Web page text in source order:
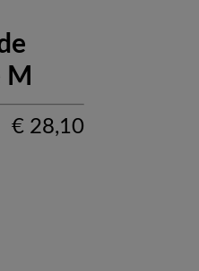
M
€ 28,10